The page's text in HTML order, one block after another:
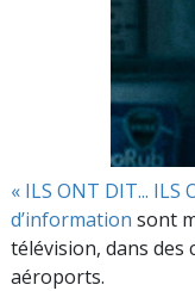
« ILS ONT DIT... ILS
d’information sont
télévision, dans des
aéroports.